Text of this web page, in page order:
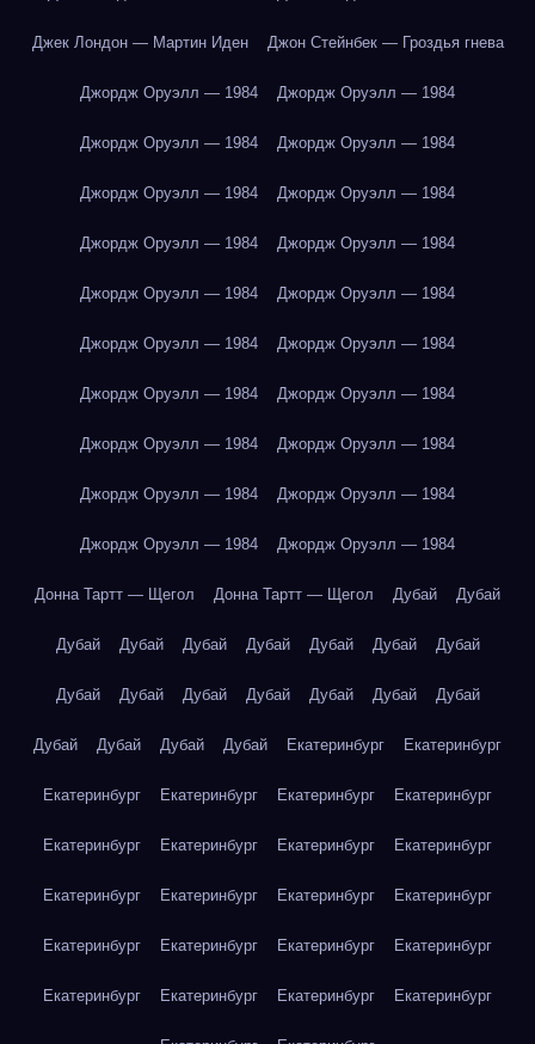
Джек Лондон — Мартин Иден Джон Стейнбек — Гроздья гнева
Джордж Оруэлл — 1984 Джордж Оруэлл — 1984
Джордж Оруэлл — 1984 Джордж Оруэлл — 1984
Джордж Оруэлл — 1984 Джордж Оруэлл — 1984
Джордж Оруэлл — 1984 Джордж Оруэлл — 1984
Джордж Оруэлл — 1984 Джордж Оруэлл — 1984
Джордж Оруэлл — 1984 Джордж Оруэлл — 1984
Джордж Оруэлл — 1984 Джордж Оруэлл — 1984
Джордж Оруэлл — 1984 Джордж Оруэлл — 1984
Джордж Оруэлл — 1984 Джордж Оруэлл — 1984
Джордж Оруэлл — 1984 Джордж Оруэлл — 1984
Донна Тартт — Щегол Донна Тартт — Щегол Дубай Дубай
Дубай Дубай Дубай Дубай Дубай Дубай Дубай
Дубай Дубай Дубай Дубай Дубай Дубай Дубай
Дубай Дубай Дубай Дубай Екатеринбург Екатеринбург
Екатеринбург Екатеринбург Екатеринбург Екатеринбург
Екатеринбург Екатеринбург Екатеринбург Екатеринбург
Екатеринбург Екатеринбург Екатеринбург Екатеринбург
Екатеринбург Екатеринбург Екатеринбург Екатеринбург
Екатеринбург Екатеринбург Екатеринбург Екатеринбург